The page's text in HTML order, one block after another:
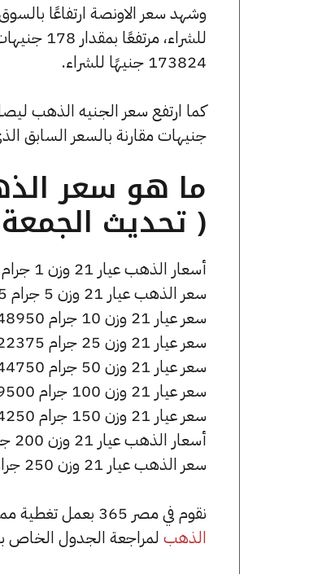
173824 جنيهًا للشراء.
جنيهات مقارنة بالسعر السابق الذي بلغ 39280 جنيهًا للبيع و39120
( تحديث الجمعة 19 سبتمبر الساعة 3:20 مساءً )
أسعار الذهب عيار 21 وزن 1 جرام 4895 جنيه للشراء، وللبيع 4915 جنيه.
سعر الذهب عيار 21 وزن 5 جرام 24475 جنيه للشراء، وللبيع 24575 جنيه.
سعر عيار 21 وزن 10 جرام 48950 جنيه للشراء، وللبيع 49150 جنيه.
سعر عيار 21 وزن 25 جرام 122375 جنيه للشراء، وللبيع 122875 جنيه.
سعر عيار 21 وزن 50 جرام 244750 جنيه للشراء، وللبيع 245750 جنيه.
سعر عيار 21 وزن 100 جرام 489500 جنيه للشراء، وللبيع 491500 جنيه.
سعر عيار 21 وزن 150 جرام 734250 جنيه للشراء، وللبيع 737250 جنيه.
أسعار الذهب عيار 21 وزن 200 جرام 979000 جنيه للشراء، وللبيع 983000 جنيه.
سعر الذهب عيار 21 وزن 250 جرام 1223750 جنيه للشراء، وللبيع 1228750 جنيه.
نقوم في مصر 365 بعمل تغطية مميزة لكافة أسعار الذهب في مصر، يمكنك الاطلاع على صفحة
الذهب لمراجعة الجدول الخاص